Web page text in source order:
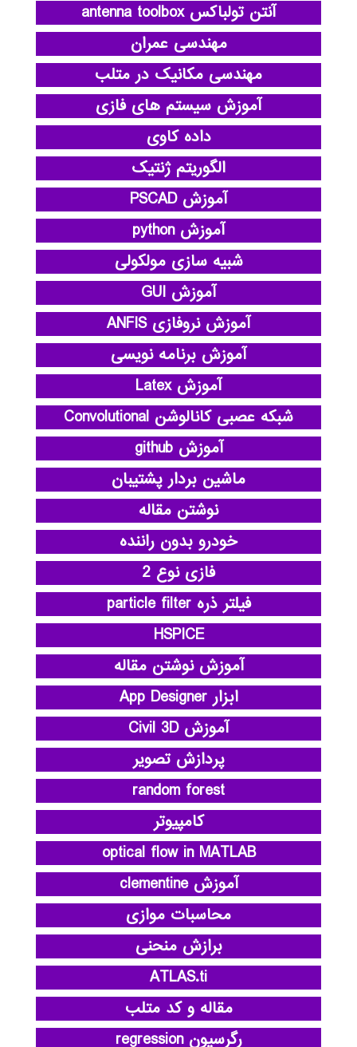
آنتن تولباکس antenna toolbox
مهندسی عمران
مهندسی مکانیک در متلب
آموزش سیستم های فازی
داده کاوی
الگوریتم ژنتیک
آموزش PSCAD
آموزش python
شبیه سازی مولکولی
آموزش GUI
آموزش نروفازی ANFIS
آموزش برنامه نویسی
آموزش Latex
شبکه عصبی کانالوشن Convolutional
آموزش github
ماشین بردار پشتیبان
نوشتن مقاله
خودرو بدون راننده
فازی نوع 2
فیلتر ذره particle filter
HSPICE
آموزش نوشتن مقاله
ابزار App Designer
آموزش Civil 3D
پردازش تصویر
random forest
کامپیوتر
optical flow in MATLAB
آموزش clementine
محاسبات موازی
برازش منحنی
ATLAS.ti
مقاله و کد متلب
رگرسیون regression